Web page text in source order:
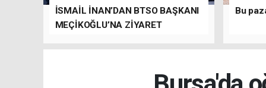
İSMAİL İNAN’DAN BTSO BAŞKANI
MEÇİKOĞLU’NA ZİYARET
Bu